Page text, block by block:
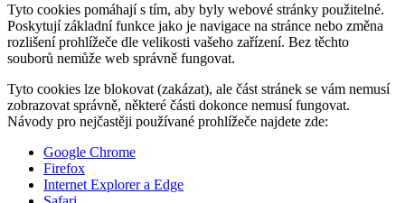
Tyto cookies pomáhají s tím, aby byly webové stránky použitelné.
Poskytují základní funkce jako je navigace na stránce nebo změna
rozlišení prohlížeče dle velikosti vašeho zařízení. Bez těchto
souborů nemůže web správně fungovat.
Tyto cookies lze blokovat (zakázat), ale část stránek se vám nemusí
zobrazovat správně, některé části dokonce nemusí fungovat.
Návody pro nejčastěji používané prohlížeče najdete zde:
Google Chrome
Firefox
Internet Explorer a Edge